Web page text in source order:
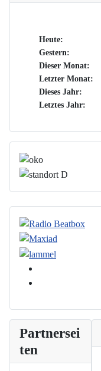
Heute:
Gestern:
Dieser Monat:
Letzter Monat:
Dieses Jahr:
Letztes Jahr:
Partnersei
ten